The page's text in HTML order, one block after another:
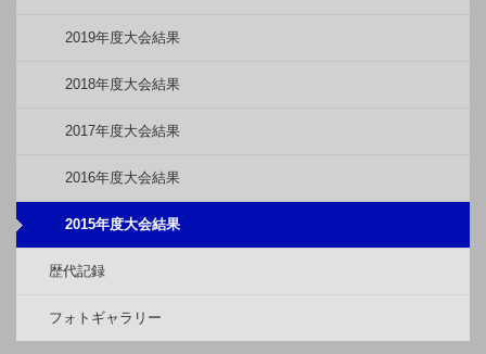
2019年度大会結果
2018年度大会結果
2017年度大会結果
2016年度大会結果
2015年度大会結果
歴代記録
フォトギャラリー